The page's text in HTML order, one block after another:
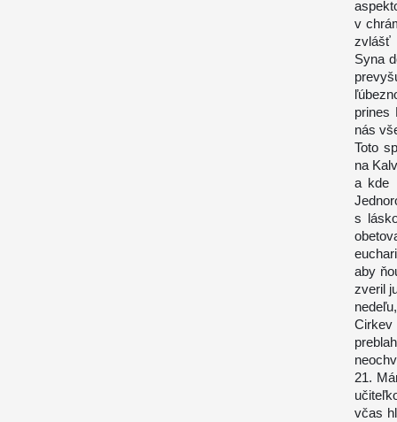
v
zvlášť
Syna
prines
nás
Toto
na
a kde
s
aby
zveril
21.
včas